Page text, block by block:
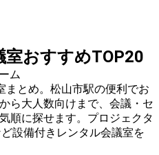
室おすすめTOP20
ム
まとめ。松山市駅の便利でお
ら大人数向けまで、会議・セ
順に探せます。プロジェクタ
設備付きレンタル会議室を